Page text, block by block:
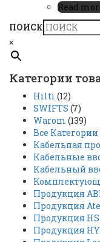
Read
ПОИСК
×
Категории
Hilti (12)
SWIFTS (7)
Warom (139)
Все Категории
Кабельная
Кабельные
Кабельный
Продукция
Продукция
Продукция
Продукция